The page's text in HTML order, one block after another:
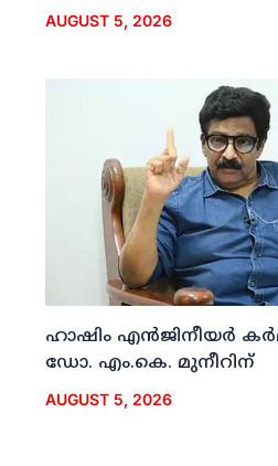
AUGUST 5, 2026
ഹാഷിം എന്‍ജിനീയര്‍
ഡോ. എം.കെ. മുനീറിന്
AUGUST 5, 2026